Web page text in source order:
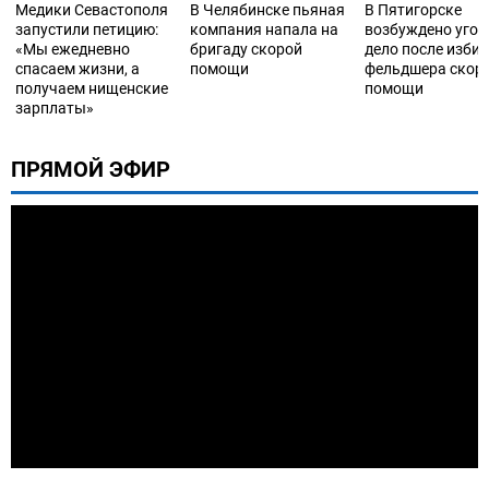
Медики Севастополя
запустили петицию:
«Мы ежедневно
спасаем жизни, а
получаем нищенские
зарплаты»
В Челябинске пьяная
компания напала на
бригаду скорой
помощи
В Пятигорске
возбуждено
дело после
фельдшера
помощи
ПРЯМОЙ ЭФИР